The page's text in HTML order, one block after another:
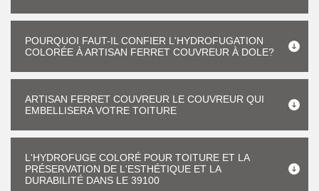
POURQUOI FAUT-IL CONFIER L'HYDROFUGATION
COLORÉE À ARTISAN FERRET COUVREUR À DOLE?
ARTISAN FERRET COUVREUR LE COUVREUR QUI
EMBELLISERA VOTRE TOITURE
L'HYDROFUGE COLORÉ POUR TOITURE ET LA
PRÉSERVATION DE L'ESTHÉTIQUE ET LA
DURABILITÉ DANS LE 39100